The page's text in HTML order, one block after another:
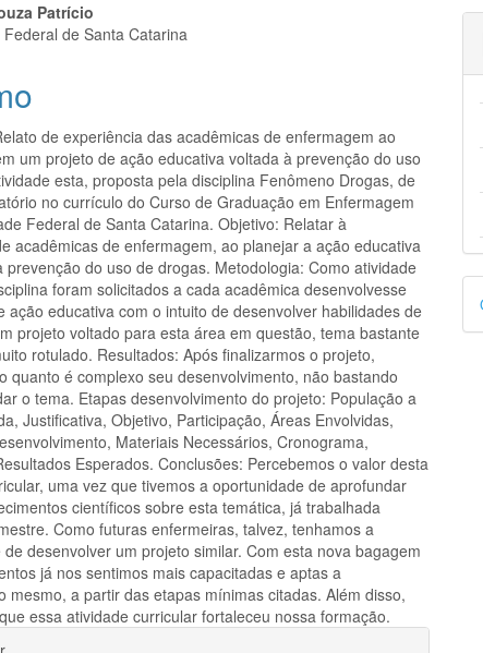
Patrício
de Santa Catarina
de experiência das acadêmicas de enfermagem ao
um projeto de ação educativa voltada à prevenção do uso
esta, proposta pela disciplina Fenômeno Drogas, de
no currículo do Curso de Graduação em Enfermagem
Federal de Santa Catarina. Objetivo: Relatar à
acadêmicas de enfermagem, ao planejar a ação educativa
prevenção do uso de drogas. Metodologia: Como atividade
foram solicitados a cada acadêmica desenvolvesse
ação educativa com o intuito de desenvolver habilidades de
projeto voltado para esta área em questão, tema bastante
rotulado. Resultados: Após finalizarmos o projeto,
quanto é complexo seu desenvolvimento, não bastando
o tema. Etapas desenvolvimento do projeto: População a
Justificativa, Objetivo, Participação, Áreas Envolvidas,
Materiais Necessários, Cronograma,
Esperados. Conclusões: Percebemos o valor desta
uma vez que tivemos a oportunidade de aprofundar
científicos sobre esta temática, já trabalhada
Como futuras enfermeiras, talvez, tenhamos a
desenvolver um projeto similar. Com esta nova bagagem
já nos sentimos mais capacitadas e aptas a
mesmo, a partir das etapas mínimas citadas. Além disso,
essa atividade curricular fortaleceu nossa formação.